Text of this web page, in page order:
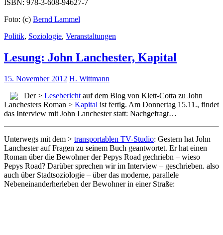
ISBN: 978-3-608-94627-7
Foto: (c) Bernd Lammel
Politik, Soziologie, Veranstaltungen
Lesung: John Lanchester, Kapital
15. November 2012 H. Wittmann
Der > Lesebericht auf dem Blog von Klett-Cotta zu John
Lanchesters Roman > Kapital ist fertig. Am Donnertag 15.11., findet
das Interview mit John Lanchester statt: Nachgefragt…
Unterwegs mit dem > transportablen TV-Studio: Gestern hat John
Lanchester auf Fragen zu seinem Buch geantwortet. Er hat einen
Roman über die Bewohner der Pepys Road gechriebn – wieso
Pepys Road? Darüber sprechen wir im Interview – geschrieben. also
auch über Stadtsoziologie – über das moderne, parallele
Nebeneinanderherleben der Bewohner in einer Straße: